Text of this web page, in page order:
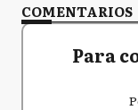
COMENTARIOS
Para